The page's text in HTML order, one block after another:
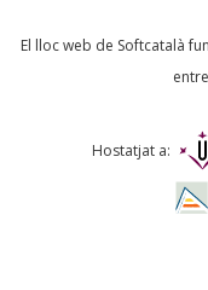
Què proposeu?
Comentari *
El lloc web de Softcatalà
Hostatjat a: